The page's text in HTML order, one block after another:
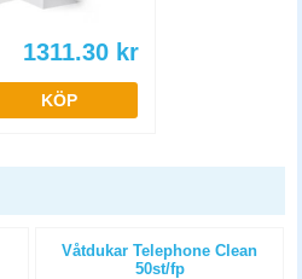
1311.30 kr
KÖP
Våtdukar Telephone Clean
50st/fp